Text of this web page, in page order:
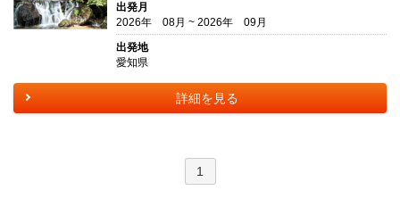
出発月
2026年 08月 ~ 2026年 09月
出発地
愛知県
詳細を見る
1